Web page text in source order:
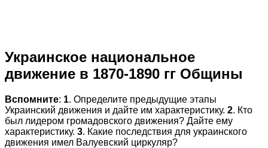
Украинское национальное
движение в 1870-1890 гг Общины
Вспомните: 1. Определите предыдущие этапы
Украинский движения и дайте им характеристику. 2. Кто
был лидером громадовского движения? Дайте ему
характеристику. 3. Какие последствия для украинского
движения имел Валуевский циркуляр?